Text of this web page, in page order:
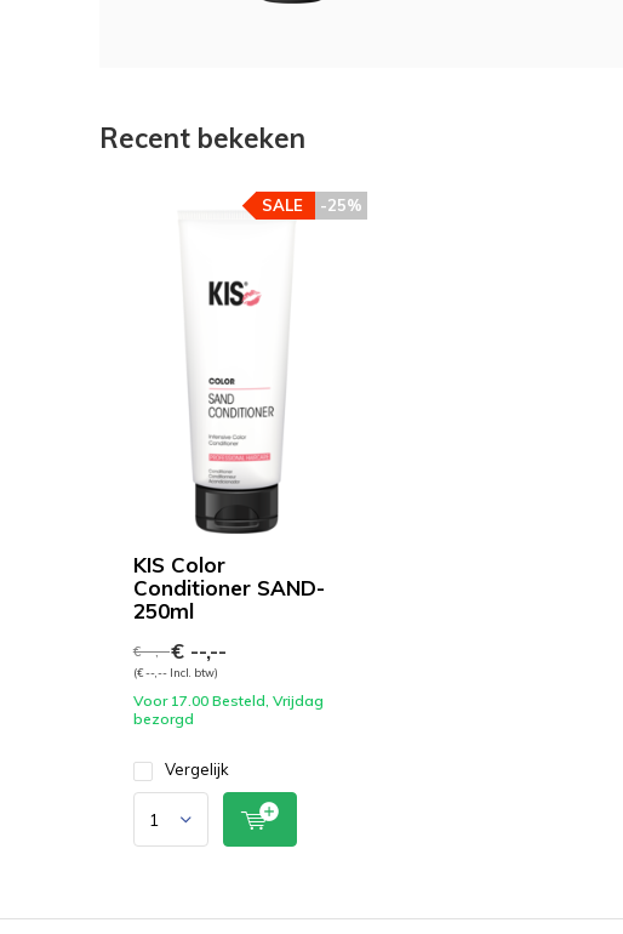
Recent bekeken
KIS Color
Conditioner SAND-
250ml
-25%
SALE
€ --,--€ --,--
(€ --,-- Incl. btw)
Voor 17.00 Besteld, Vrijdag
bezorgd
Vergelijk